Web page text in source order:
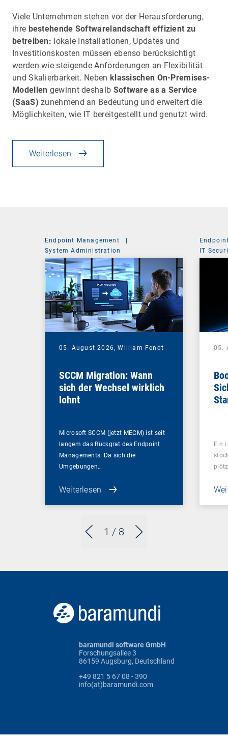
Viele Unternehmen stehen vor der Herausforderung,
ihre bestehende Softwarelandschaft effizient zu
betreiben: lokale Installationen, Updates und
Investitionskosten müssen ebenso berücksichtigt
werden wie steigende Anforderungen an Flexibilität
und Skalierbarkeit. Neben klassischen On-Premises-
Modellen gewinnt deshalb Software as a Service
(SaaS) zunehmend an Bedeutung und erweitert die
Möglichkeiten, wie IT bereitgestellt und genutzt wird.
Weiterlesen
1 / 8
Endpoint Management
|
System Administration
05. August 2026,William Fendt
SCCM Migration: Wann
sich der Wechsel wirklich
lohnt
Microsoft SCCM (jetzt MECM) ist seit
langem das Rückgrat des Endpoint
Managements. Da sich die
Umgebungen…
Weiterlesen
IT
05.
Ein
baramundi software GmbH
Forschungsallee 3
86159 Augsburg, Deutschland
+49 821 5 67 08 - 390
info(at)baramundi.com